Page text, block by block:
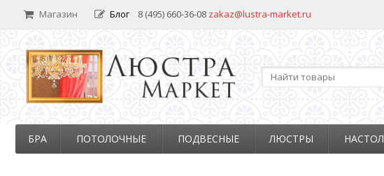
Магазин Блог 8 (495) 660-36-08 zakaz@lustra-market.ru
БРА ПОТОЛОЧНЫЕ ПОДВЕСНЫЕ ЛЮСТРЫ